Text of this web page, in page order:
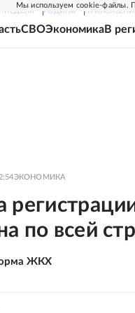
Мы используем cookie-файлы.
НЕДЕЛЯ РОДИНА
СВОЭкономикаВ
ЭКОНОМИКА
по всей
ЖКХ